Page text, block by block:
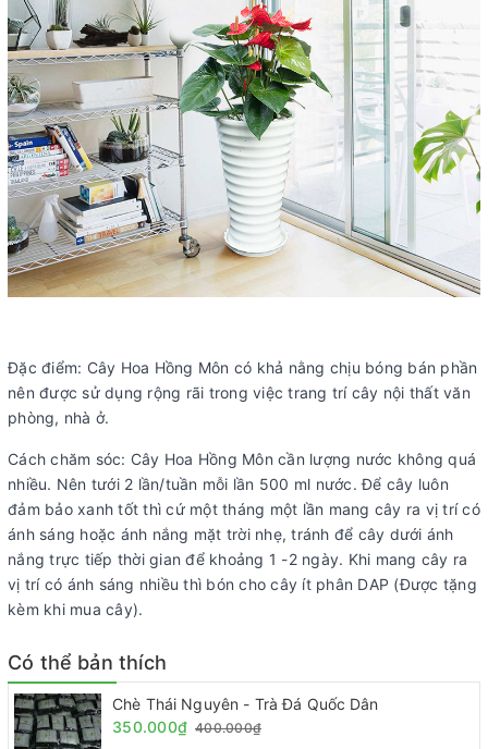
Đặc điểm: Cây Hoa Hồng Môn có khả nằng chịu bóng bán phần
nên được sử dụng rộng rãi trong việc trang trí cây nội thất văn
phòng, nhà ở.
Cách chăm sóc: Cây Hoa Hồng Môn cần lượng nước không quá
nhiều. Nên tưới 2 lần/tuần mỗi lần 500 ml nước. Để cây luôn
đảm bảo xanh tốt thì cứ một tháng một lần mang cây ra vị trí có
ánh sáng hoặc ánh nắng mặt trời nhẹ, tránh để cây dưới ánh
nắng trực tiếp thời gian để khoảng 1 -2 ngày. Khi mang cây ra
vị trí có ánh sáng nhiều thì bón cho cây ít phân DAP (Được tặng
kèm khi mua cây).
Có thể bản thích
Chè Thái Nguyên - Trà Đá Quốc Dân
350.000₫ 400.000₫